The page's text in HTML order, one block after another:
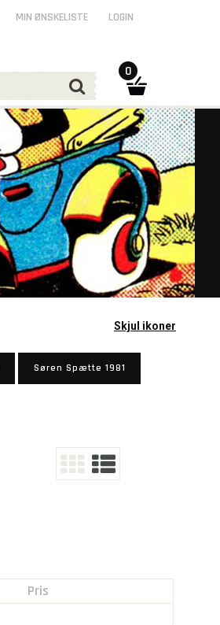
Skjul ikoner
Søren Spætte 1981
Pris
MIN ØNSKELISTE LOGIN
0